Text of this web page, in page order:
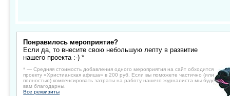
Понравилось мероприятие?
Если да, то внесите свою небольшую лепту в развитие
нашего проекта :-) *
* — Средняя стоимость добавления одного мероприятия на сайт обходится
проекту «Христианская афиша» в 200 руб. Если вы поможете частично (или
полностью) компенсировать затраты на работу нашего журналиста мы будем
вам благодарны.
Все реквизиты